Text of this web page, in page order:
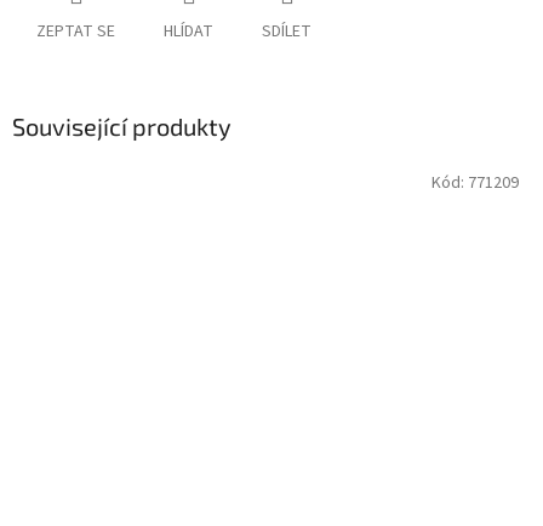
ZEPTAT SE HLÍDAT SDÍLET
Související produkty
Kód: 771209